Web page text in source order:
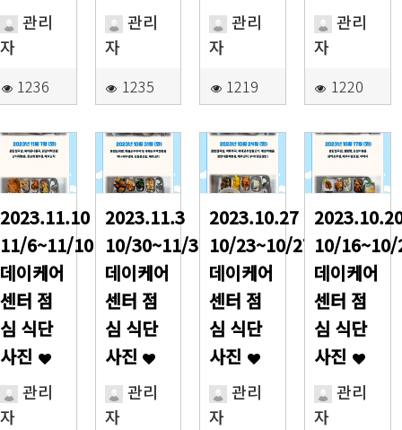
관리
자
1236
관리
자
1235
관리
자
1219
관리
자
1220
2023.11.10
11/6~11/10
데이케어
센터 점
심 식단
사진
관리
자
2023.11.3
10/30~11/3
데이케어
센터 점
심 식단
사진
관리
자
2023.10.27
10/23~10/27
데이케어
센터 점
심 식단
사진
관리
자
10/16~10/
데이케어
센터 점
심 식단
사진
관리
자